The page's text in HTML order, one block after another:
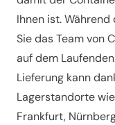
Ihnen ist.
Sie das Team von
auf dem
Lieferung kann
Lagerstandorte
Frankfurt,